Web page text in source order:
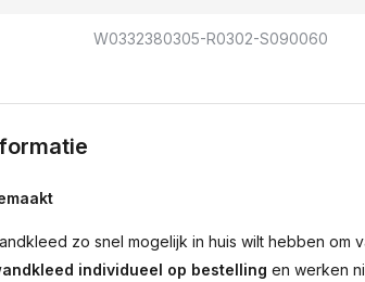
W0332380305-R0302-S090060
zo snel mogelijk in huis wilt hebben om
individueel op bestelling en werken